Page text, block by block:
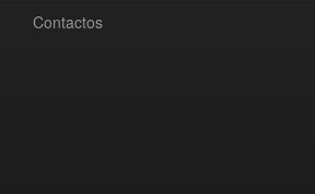
Contactos